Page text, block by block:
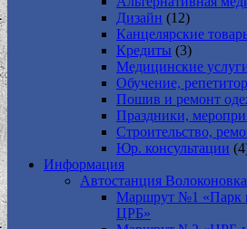
Дизайн (12)
Канцелярские
Кредиты (3)
Медицинские
Обучение,
Пошив и ремонт
Праздники,
Строительство,
Юр. консультации
Информация
Автостанция Волоконовка
Маршрут №1 «Парк
ЦРБ»